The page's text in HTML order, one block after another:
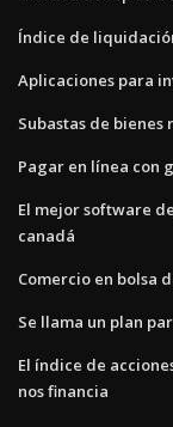
Índice de
Aplicaciones para
Subastas de
Pagar en línea con
El mejor software
canadá
Comercio en bolsa
Se llama un plan
El índice de
nos financia